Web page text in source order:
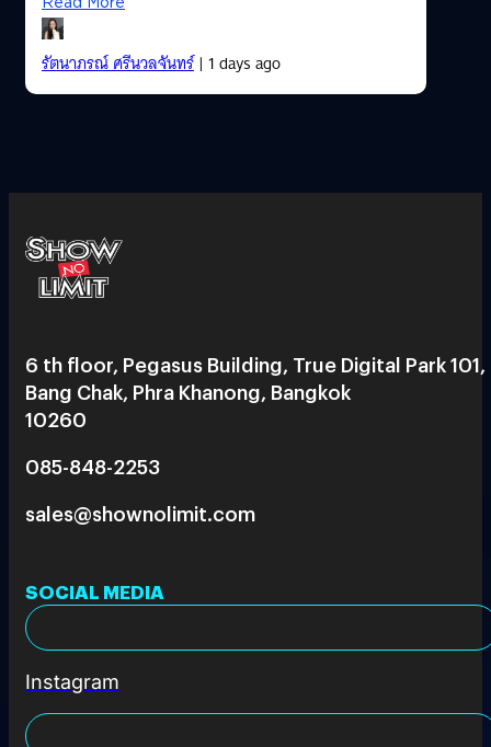
รัตนาภรณ์ ศรีนวลจันทร์| 1 days ago
6 th floor, Pegasus Building, True Digital Park 101,
Bang Chak, Phra Khanong, Bangkok
10260
085-848-2253
sales@shownolimit.com
SOCIAL MEDIA
Instagram